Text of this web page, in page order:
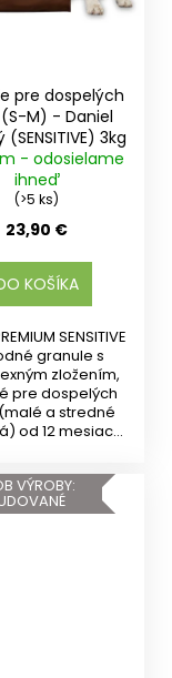
pre dospelých
M) - Daniel
3kg
- odosielame
ihneď
(>5 ks)
23,90 €
KOŠÍKA
SENSITIVE
granule s
zložením,
pre dospelých
a stredné
od 12 mesiacov
VÝROBY: